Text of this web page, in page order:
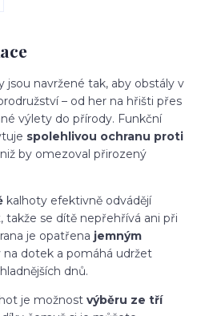
jsou navržené tak, aby obstály v
– od her na hřišti přes
výlety do přírody. Funkční
spolehlivou ochranu proti
by omezoval přirozený
kalhoty efektivně odvádějí
se dítě nepřehřívá ani při
je opatřena jemným
dotek a pomáhá udržet
dnů.
je možnost výběru ze tří